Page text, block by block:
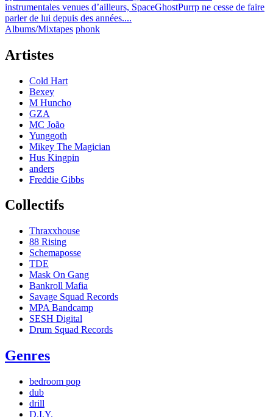
instrumentales venues d’ailleurs, SpaceGhostPurrp ne cesse de faire
parler de lui depuis des années....
Albums/Mixtapes phonk
Artistes
Cold Hart
Bexey
M Huncho
GZA
MC João
Yunggoth
Mikey The Magician
Hus Kingpin
anders
Freddie Gibbs
Collectifs
Thraxxhouse
88 Rising
Schemaposse
TDE
Mask On Gang
Bankroll Mafia
Savage Squad Records
MPA Bandcamp
SESH Digital
Drum Squad Records
Genres
bedroom pop
dub
drill
D.I.Y.